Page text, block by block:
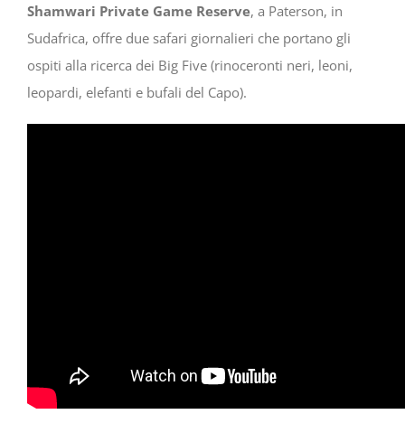
Shamwari Private Game Reserve, a Paterson, in
Sudafrica, offre due safari giornalieri che portano gli
ospiti alla ricerca dei Big Five (rinoceronti neri, leoni,
leopardi, elefanti e bufali del Capo).